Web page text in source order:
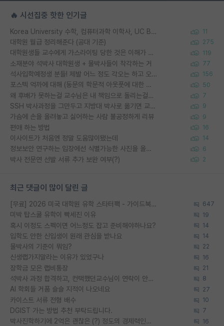
🔥 시선집중 핫한 인기글
Korea University 수학, 컴퓨터과학 이학사, UC Berkeley 산업공학 대학원 공학박사가 되는 것은 쉽지 않겠죠? 11
대학원 월급 정리해준다 (공대 기준) 275
대학원생들 교수에게 가스라이팅 당한 것은 이해가 갑니다. 안타깝네요. 119
소재분야 석박사 대학원생 + 물박사들이 착각하는 거 77
석사입학예정생 분들! 제발 어느 정도 각오는 하고 오세요. 156
포스텍 억까에 대해 (동문의 학문적 아웃풋에 대한 반박) 50
왜 후배가 못하는걸 교수님은 내 책임으로 돌리는걸까요? 7
SSH 박사과정을 그만두고 지방대 박사로 옮기면 교수의 꿈은 끝일까요? 9
가슴에 손을 올려놓고 싫어하는 사람 불공정하게 리뷰 9
편애 하는 방법 16
이사이트가 처음엔 정말 도움많이됐는데 14
정보보안 연구하는 입장에선 식별가능한 사진을 올리는건 비추이긴함 6
박사 전문연 선발 서류 추가 보완 여부(?) 2
최근 댓글이 많이 달린 글
[무료] 2026 미국 대학원 유학 스타터팩 - 가이드북 & 합격자 컨택메일 템플릿 647
미박 탑스쿨 유학이 빡세진 이유 19
혹시 이정도 스펙이면 어느정도 잡고 준비해야하나요? 14
입학도 안한 신입생이 원래 관심을 받나요 14
물박사의 기준이 뭐임? 22
신생랩가지말라는 이유가 있었구나 16
장학금 모은 랩비통장 21
석박사 과정 합격하고, 컨택했던교수님이 연락이 안됩니다... 8
AI 학회들 거품 슬슬 지적이 나오네요 27
카이스트 서류 전형 배수 10
DGIST 가는 방법 추천 부탁드립니다. 7
박사진학하기에 2억은 괜찮은 (?) 정도의 경제력인가요 16